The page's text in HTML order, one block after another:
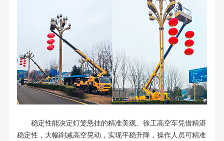
稳定性能决定灯笼悬挂的精准美观。徐工高空车凭借精湛
稳定性，大幅削减高空晃动，实现平稳升降，操作人员可精准